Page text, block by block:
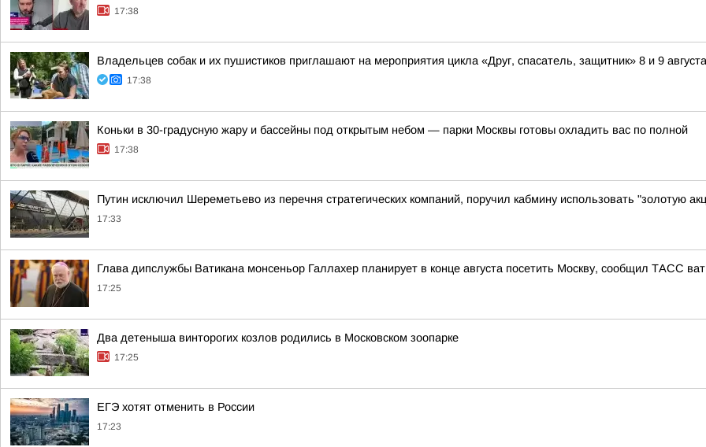
17:38
Владельцев собак и их пушистиков приглашают на мероприятия цикла «Друг, спасатель, защитник» 8 и 9 августа
17:38
Коньки в 30-градусную жару и бассейны под открытым небом — парки Москвы готовы охладить вас по полной
17:38
Путин исключил Шереметьево из перечня стратегических компаний, поручил кабмину использовать "золотую
17:33
Глава дипслужбы Ватикана монсеньор Галлахер планирует в конце августа посетить Москву, сообщил ТАСС
17:25
Два детеныша винторогих козлов родились в Московском зоопарке
17:25
ЕГЭ хотят отменить в России
17:23